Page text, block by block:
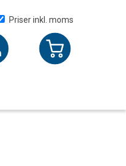
Priser inkl. moms